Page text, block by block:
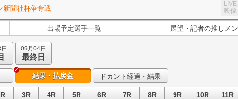
新聞社杯争奪戦
LIVE
映像
出場予定選手一覧 展望・記者の推しメン
09月04日
最終日
結果・払戻金 ドカント経過・結果
3R 4R 5R 6R 7R 8R 9R 10R 11R